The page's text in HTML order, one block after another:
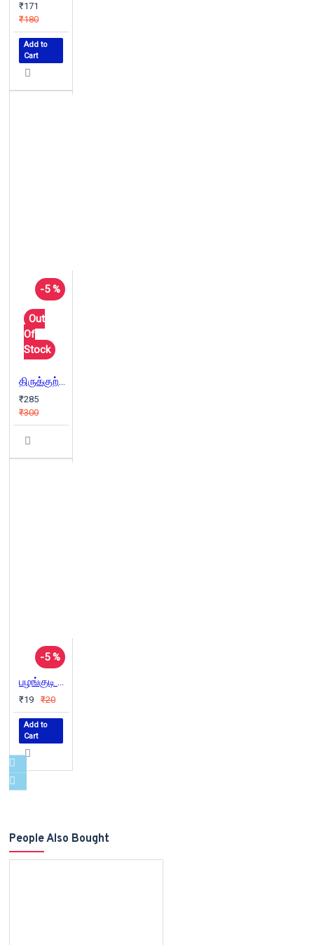
₹171
₹180
Add to
Cart
-5 %
Out
Of
Stock
திருக்குற்றாலக் குறவஞ்சி
₹285
₹300
-5 %
பழங்குடி மக்களின் வீரப்போராட்டம்
₹19 ₹20
Add to
Cart
People Also Bought